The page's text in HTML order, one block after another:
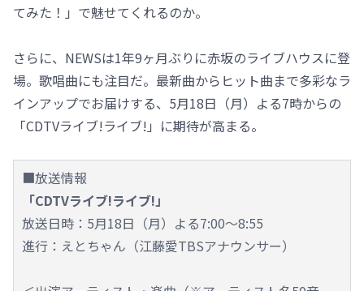
てみた！」で魅せてくれるのか。
さらに、NEWSは1年9ヶ月ぶりに赤坂のライブハウスに登
場。歌唱曲にも注目だ。最新曲からヒット曲まで多彩なラ
インアップでお届けする、5月18日（月）よる7時からの
「CDTVライブ!ライブ!」に期待が高まる。
■放送情報
「CDTVライブ!ライブ!」
放送日時：5月18日（月）よる7:00～8:55
進行：えとちゃん（江藤愛TBSアナウンサー）